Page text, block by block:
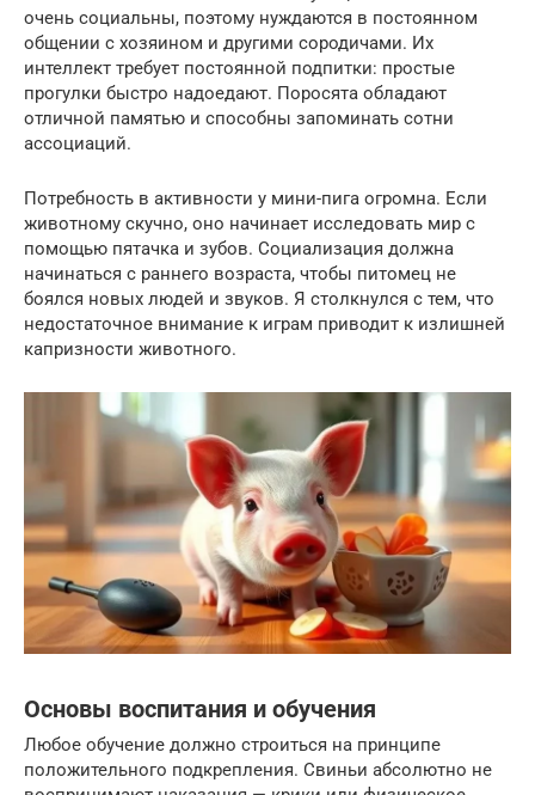
очень социальны, поэтому нуждаются в постоянном
общении с хозяином и другими сородичами. Их
интеллект требует постоянной подпитки: простые
прогулки быстро надоедают. Поросята обладают
отличной памятью и способны запоминать сотни
ассоциаций.
Потребность в активности у мини-пига огромна. Если
животному скучно, оно начинает исследовать мир с
помощью пятачка и зубов. Социализация должна
начинаться с раннего возраста, чтобы питомец не
боялся новых людей и звуков. Я столкнулся с тем, что
недостаточное внимание к играм приводит к излишней
капризности животного.
Основы воспитания и обучения
Любое обучение должно строиться на принципе
положительного подкрепления. Свиньи абсолютно не